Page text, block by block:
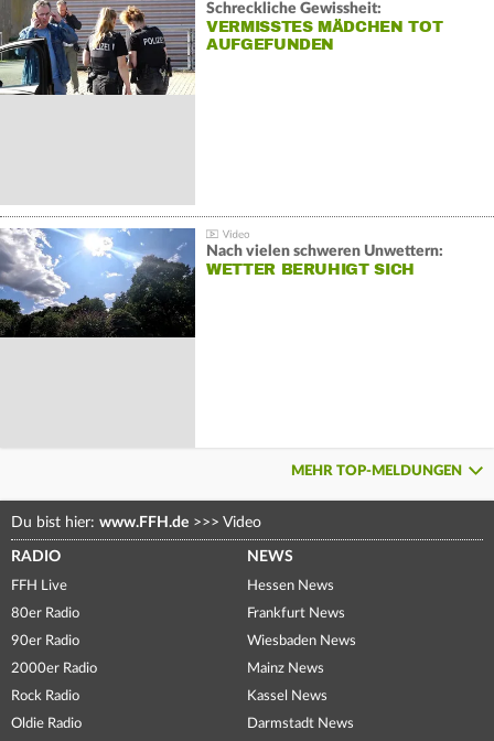
Schreckliche Gewissheit:
VERMISSTES MÄDCHEN TOT
AUFGEFUNDEN
Nach vielen schweren Unwettern:
WETTER BERUHIGT SICH
MEHR TOP-MELDUNGEN
Du bist hier: www.FFH.de >>> Video
RADIO
FFH Live
80er Radio
90er Radio
2000er Radio
Rock Radio
Oldie Radio
NEWS
Hessen News
Frankfurt News
Wiesbaden News
Mainz News
Kassel News
Darmstadt News